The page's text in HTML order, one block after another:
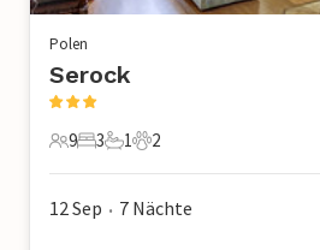
Polen
Serock
9 Gäste
9
3 Schlafzimmer
3
1 Badezimmer
1
2 Haustiere
2
12 Sep • 7 Nächte